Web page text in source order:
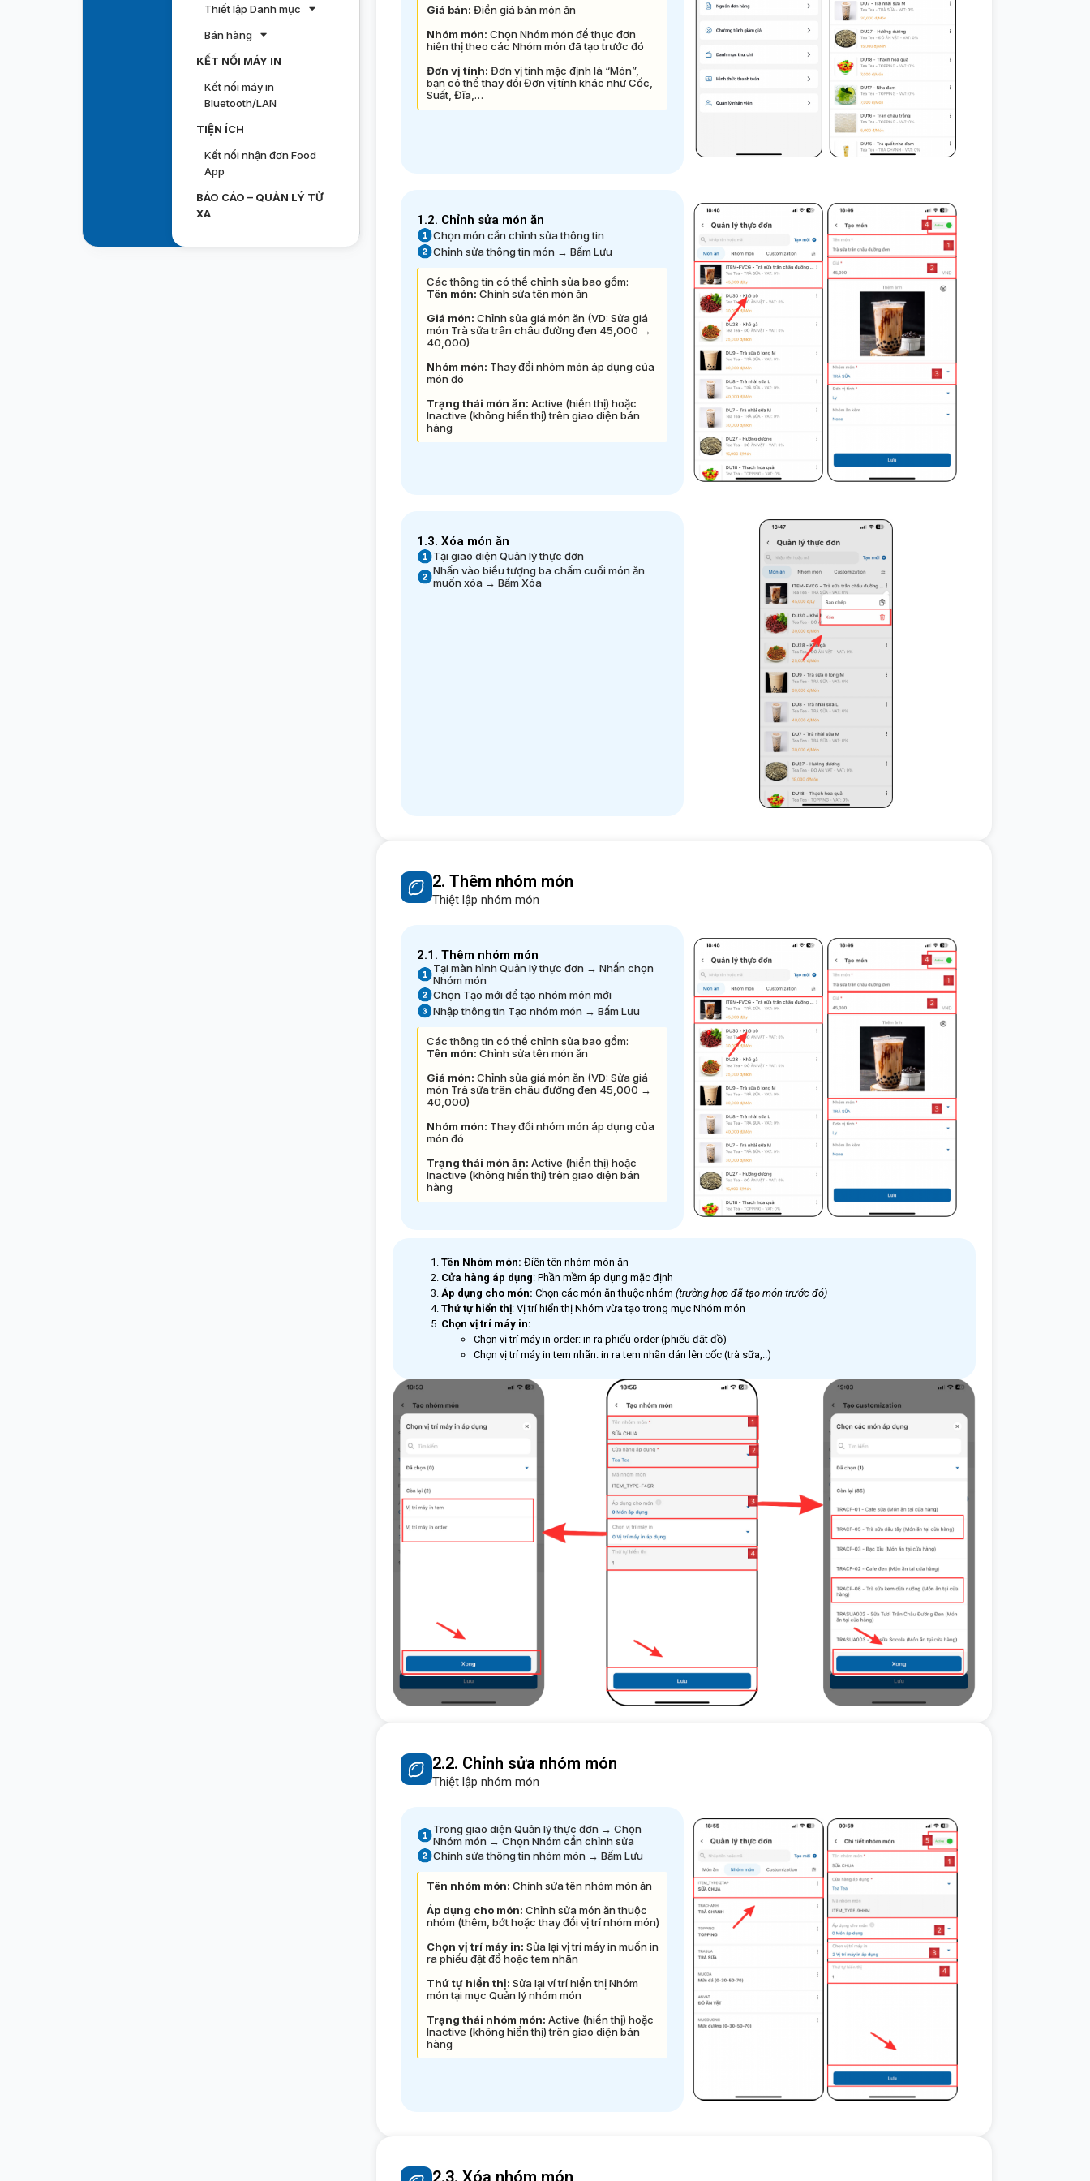
Thiết lập Danh mục
Bán hàng
KẾT NỐI MÁY IN
Kết nối máy in
Bluetooth/LAN
TIỆN ÍCH
Kết nối nhận đơn Food
App
BÁO CÁO – QUẢN LÝ TỪ
XA
Giá bán: Điền giá bán món ăn
Nhóm món: Chọn Nhóm món để thực đơn
hiển thị theo các Nhóm món đã tạo trước đó
Đơn vị tính: Đơn vị tính mặc định là “Món”,
bạn có thể thay đổi Đơn vị tính khác như Cốc,
Suất, Đĩa,…
1.2. Chỉnh sửa món ăn
Chọn món cần chỉnh sửa thông tin
Chỉnh sửa thông tin món → Bấm Lưu
Các thông tin có thể chỉnh sửa bao gồm:
Tên món: Chỉnh sửa tên món ăn
Giá món: Chỉnh sửa giá món ăn (VD: Sửa giá
món Trà sữa trân châu đường đen 45,000 →
40,000)
Nhóm món: Thay đổi nhóm món áp dụng của
món đó
Trạng thái món ăn: Active (hiển thị) hoặc
Inactive (không hiển thị) trên giao diện bán
hàng
1.3. Xóa món ăn
Tại giao diện Quản lý thực đơn
Nhấn vào biểu tượng ba chấm cuối món ăn
muốn xóa → Bấm Xóa
2. Thêm nhóm món
Thiệt lập nhóm món
2.1. Thêm nhóm món
Tại màn hình Quản lý thực đơn → Nhấn chọn
Nhóm món
Chọn Tạo mới để tạo nhóm món mới
Nhập thông tin Tạo nhóm món → Bấm Lưu
Các thông tin có thể chỉnh sửa bao gồm:
Tên món: Chỉnh sửa tên món ăn
Giá món: Chỉnh sửa giá món ăn (VD: Sửa giá
món Trà sữa trân châu đường đen 45,000 →
40,000)
Nhóm món: Thay đổi nhóm món áp dụng của
món đó
Trạng thái món ăn: Active (hiển thị) hoặc
Inactive (không hiển thị) trên giao diện bán
hàng
Tên Nhóm món: Điền tên nhóm món ăn
Cửa hàng áp dụng: Phần mềm áp dụng mặc định
Áp dụng cho món: Chọn các món ăn thuộc nhóm (trường hợp đã tạo món trước đó)
Thứ tự hiển thị: Vị trí hiển thị Nhóm vừa tạo trong mục Nhóm món
Chọn vị trí máy in:
Chọn vị trí máy in order: in ra phiếu order (phiếu đặt đồ)
Chọn vị trí máy in tem nhãn: in ra tem nhãn dán lên cốc (trà sữa,..)
2.2. Chỉnh sửa nhóm món
Thiệt lập nhóm món
Trong giao diện Quản lý thực đơn → Chọn
Nhóm món → Chọn Nhóm cần chỉnh sửa
Chỉnh sửa thông tin nhóm món → Bấm Lưu
Tên nhóm món: Chỉnh sửa tên nhóm món ăn
Áp dụng cho món: Chỉnh sửa món ăn thuộc
nhóm (thêm, bớt hoặc thay đổi vị trí nhóm món)
Chọn vị trí máy in: Sửa lại vị trí máy in muốn in
ra phiếu đặt đồ hoặc tem nhãn
Thứ tự hiển thị: Sửa lại ví trí hiển thị Nhóm
món tại mục Quản lý nhóm món
Trạng thái nhóm món: Active (hiển thị) hoặc
Inactive (không hiển thị) trên giao diện bán
hàng
2.3. Xóa nhóm món